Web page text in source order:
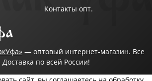
механических повреждений.
размеров и цветовых решений
Контакты опт.
— оптовый интернет-магазин. Все
по всей России!